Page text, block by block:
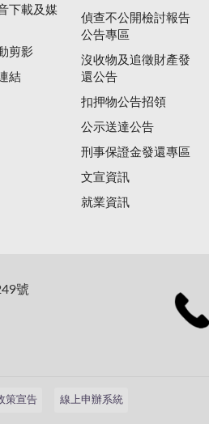
下載及媒
剪影
結
偵查不公開檢討報告
公告專區
沒收物及追徵財產發
還公告
扣押物公告招領
公示送達公告
刑事保證金發還專區
文宣資訊
就業資訊
號
策宣告 線上申辦系統